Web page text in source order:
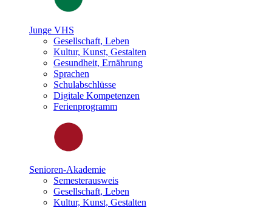
Junge VHS
Gesellschaft, Leben
Kultur, Kunst, Gestalten
Gesundheit, Ernährung
Sprachen
Schulabschlüsse
Digitale Kompetenzen
Ferienprogramm
Senioren-Akademie
Semesterausweis
Gesellschaft, Leben
Kultur, Kunst, Gestalten